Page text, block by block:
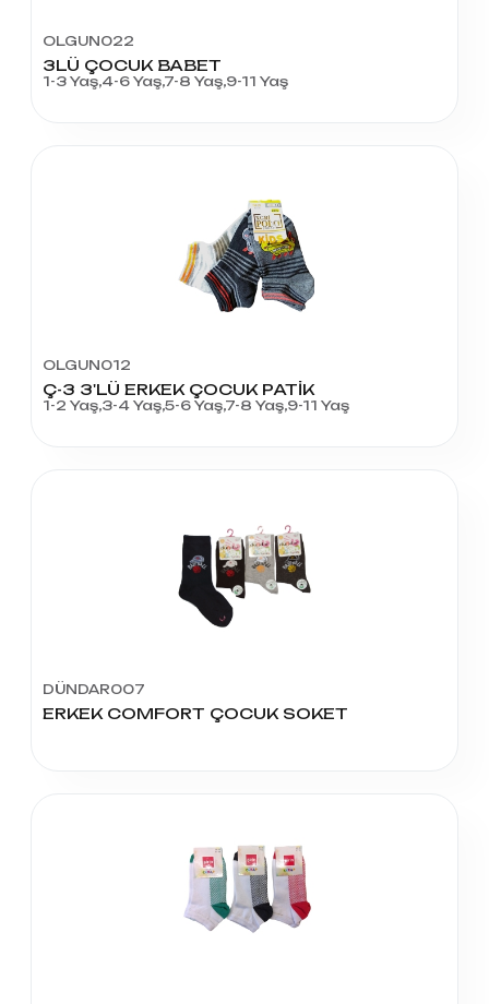
OLGUN022
3LÜ ÇOCUK BABET
1-3 Yaş,4-6 Yaş,7-8 Yaş,9-11 Yaş
OLGUN012
Ç-3 3'LÜ ERKEK ÇOCUK PATİK
1-2 Yaş,3-4 Yaş,5-6 Yaş,7-8 Yaş,9-11 Yaş
DÜNDAR007
ERKEK COMFORT ÇOCUK SOKET